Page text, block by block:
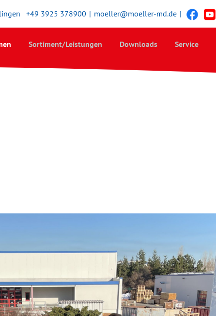
+49 3925 378900 | moeller@moeller-md.de |
Sortiment/Leistungen Downloads Service